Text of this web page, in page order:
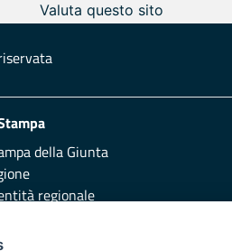
Valuta questo sito
della Giunta
regionale